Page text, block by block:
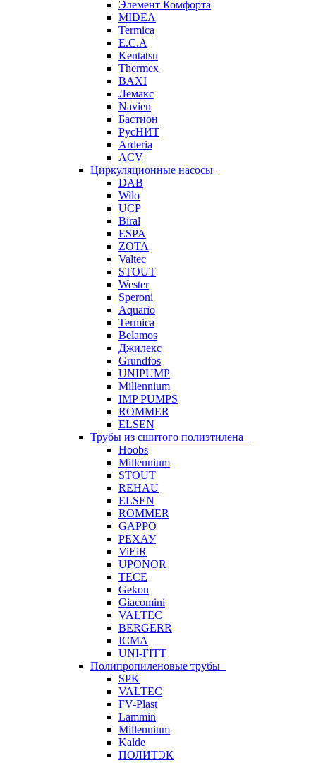
Элемент Комфорта
MIDEA
Termica
E.C.A
Kentatsu
Thermex
BAXI
Лемакс
Navien
Бастион
РусНИТ
Arderia
ACV
Циркуляционные насосы
DAB
Wilo
UCP
Biral
ESPA
ZOTA
Valtec
STOUT
Wester
Speroni
Aquario
Termica
Belamos
Джилекс
Grundfos
UNIPUMP
Millennium
IMP PUMPS
ROMMER
ELSEN
Трубы из сшитого полиэтилена
Hoobs
Millennium
STOUT
REHAU
ELSEN
ROMMER
GAPPO
РЕХАУ
ViEiR
UPONOR
TECE
Gekon
Giacomini
VALTEC
BERGERR
ICMA
UNI-FITT
Полипропиленовые трубы
SPK
VALTEC
FV-Plast
Lammin
Millennium
Kalde
ПОЛИТЭК